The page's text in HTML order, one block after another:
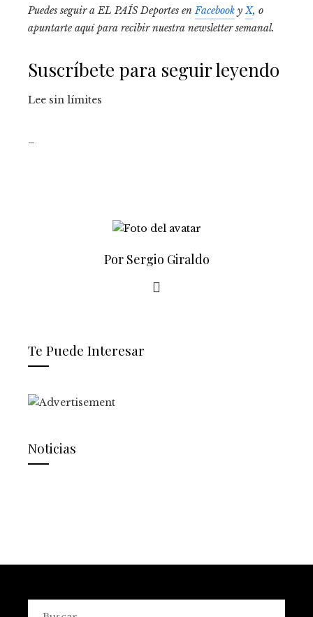
Puedes seguir a EL PAÍS Deportes enFacebook yX, o
apuntarte aquí para recibirnuestra newsletter semanal.
Suscríbete para seguir leyendo
Lee sin límites
Por Sergio Giraldo
Te Puede Interesar
Noticias